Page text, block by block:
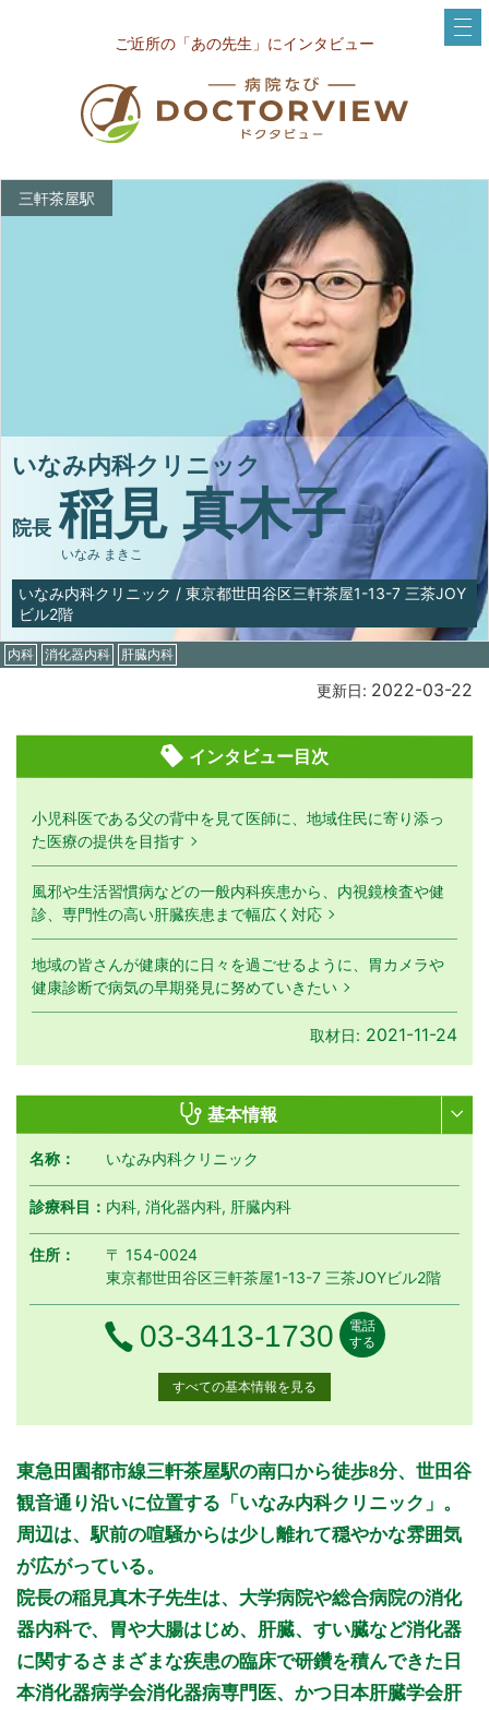
ご近所の「あの先生」にインタビュー
三軒茶屋駅
いなみ内科クリニック
院長 稲見 真木子
いなみ まきこ
いなみ内科クリニック / 東京都世田谷区三軒茶屋1-13-7 三茶JOY
ビル2階
内科 消化器内科 肝臓内科
更新日: 2022-03-22
インタビュー目次
小児科医である父の背中を見て医師に、地域住民に寄り添っ
た医療の提供を目指す
風邪や生活習慣病などの一般内科疾患から、内視鏡検査や健
診、専門性の高い肝臓疾患まで幅広く対応
地域の皆さんが健康的に日々を過ごせるように、胃カメラや
健康診断で病気の早期発見に努めていきたい
取材日: 2021-11-24
基本情報
名称： いなみ内科クリニック
診療科目： 内科, 消化器内科, 肝臓内科
住所：
〒 154-0024
東京都世田谷区三軒茶屋1-13-7 三茶JOYビル2階
電話番号
03-3413-1730
電話
する
すべての基本情報を見る
診療時間 月月曜日
火 火曜日
水 水曜日
木 木曜日
金金曜日土曜日日曜日
祝祝日
9:00 - 13:00
○ ○ ○ ○ ○ ○ 休
14:30 - 18:30
○ ○ ○ ○ ○ 休 休 休
休診日：日曜日・祝日
受付は午前12:45まで、午後18:15まで
※診療時間や臨時休診・診療内容等について、事前に必ず医療
機関ホームページ、またはお電話にてご確認ください。
>>病院なびで医療機関の詳細を見る
東急田園都市線三軒茶屋駅の南口から徒歩8分、世田谷
観音通り沿いに位置する「いなみ内科クリニック」。
周辺は、駅前の喧騒からは少し離れて穏やかな雰囲気
が広がっている。
院長の稲見真木子先生は、大学病院や総合病院の消化
器内科で、胃や大腸はじめ、肝臓、すい臓など消化器
に関するさまざまな疾患の臨床で研鑽を積んできた日
本消化器病学会消化器病専門医、かつ日本肝臓学会肝